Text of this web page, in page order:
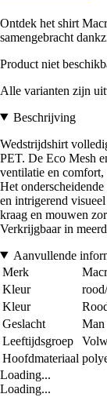
Ontdek het shirt
samengebracht
Product niet
Alle varianten zijn
Beschrijving
Wedstrijdshirt
PET. De Eco Mesh
ventilatie en comfort,
Het
en intrigerend
kraag en mouwen
Verkrijgbaar in
Aanvullende
Merk
Kleur
Kleur
Geslacht
Man
Leeftijdsgroep
Hoofdmateriaal
Loading...
Loading...